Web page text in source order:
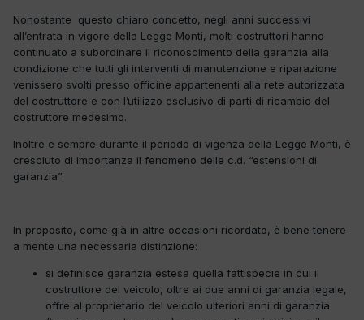
Nonostante questo chiaro concetto, negli anni successivi
all’entrata in vigore della Legge Monti, molti costruttori hanno
continuato a subordinare il riconoscimento della garanzia alla
condizione che tutti gli interventi di manutenzione e riparazione
venissero svolti presso officine appartenenti alla rete autorizzata
del costruttore e con l’utilizzo esclusivo di parti di ricambio del
costruttore medesimo.
Inoltre e sempre durante il periodo di vigenza della Legge Monti, è
cresciuto di importanza il fenomeno delle c.d. “estensioni di
garanzia”.
In proposito, come già in altre occasioni ricordato, è bene tenere
a mente una necessaria distinzione:
si definisce garanzia estesa quella fattispecie in cui il
costruttore del veicolo, oltre ai due anni di garanzia legale,
offre al proprietario del veicolo ulteriori anni di garanzia